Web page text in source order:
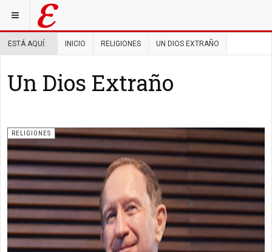
ESTÁ AQUÍ: INICIO RELIGIONES UN DIOS EXTRAÑO
Un Dios Extraño
RELIGIONES